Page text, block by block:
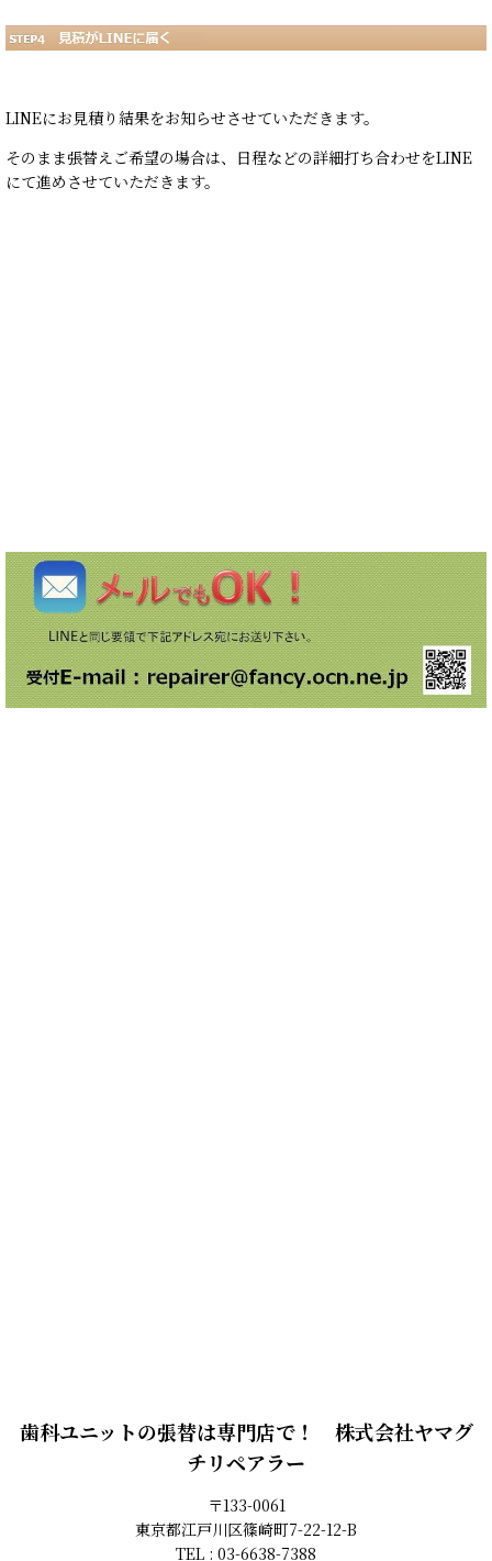
LINEにお見積り結果をお知らせさせていただきます。
そのまま張替えご希望の場合は、日程などの詳細打ち合わせをLINE
にて進めさせていただきます。
歯科ユニットの張替は専門店で！ 株式会社ヤマグ
チリペアラー
〒133-0061
東京都江戸川区篠崎町7-22-12-B
TEL : 03-6638-7388